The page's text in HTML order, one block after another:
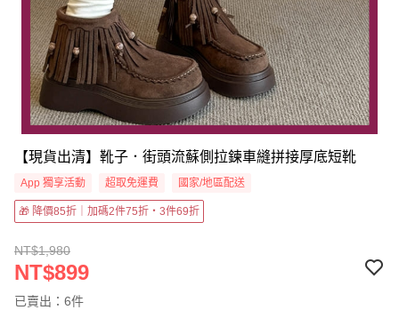
【現貨出清】靴子．街頭流蘇側拉鍊車縫拼接厚底短靴
App 獨享活動 超取免運費 國家/地區配送
🎁 降價85折｜加碼2件75折・3件69折
NT$1,980
NT$899
已賣出：6件